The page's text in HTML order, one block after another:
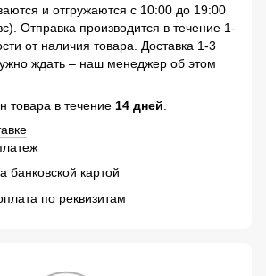
и отгружаются с 10:00 до 19:00
Отправка производится в течение 1-
от наличия товара. Доставка 1-3
ждать – наш менеджер об этом
товара в течение 14 дней
банковской картой
по реквизитам